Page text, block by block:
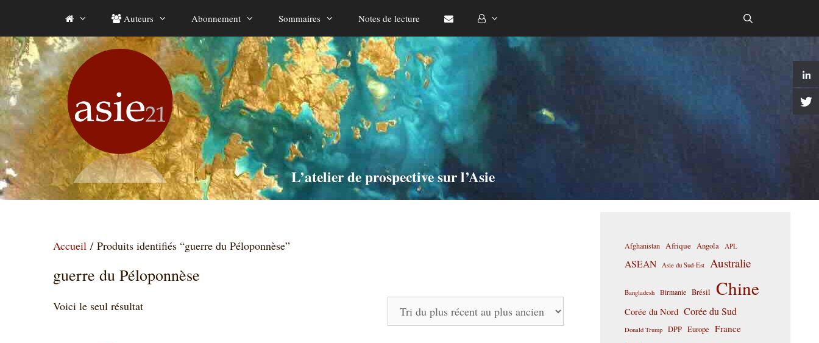
contenu
Auteurs Abonnement Sommaires Notes de lecture
L’atelier de prospective sur l’Asie
Accueil / Produits identifiés “guerre du Péloponnèse”
guerre du Péloponnèse
Voici le seul résultat
Afghanistan Afrique Angola APL
ASEAN Asie du Sud-Est Australie
Bangladesh Birmanie Brésil Chine
Corée du Nord Corée du Sud
Donald Trump DPP Europe France